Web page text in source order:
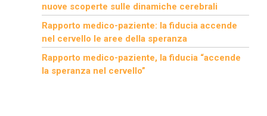
nuove scoperte sulle dinamiche cerebrali
Rapporto medico-paziente: la fiducia accende
nel cervello le aree della speranza
Rapporto medico-paziente, la fiducia “accende
la speranza nel cervello”